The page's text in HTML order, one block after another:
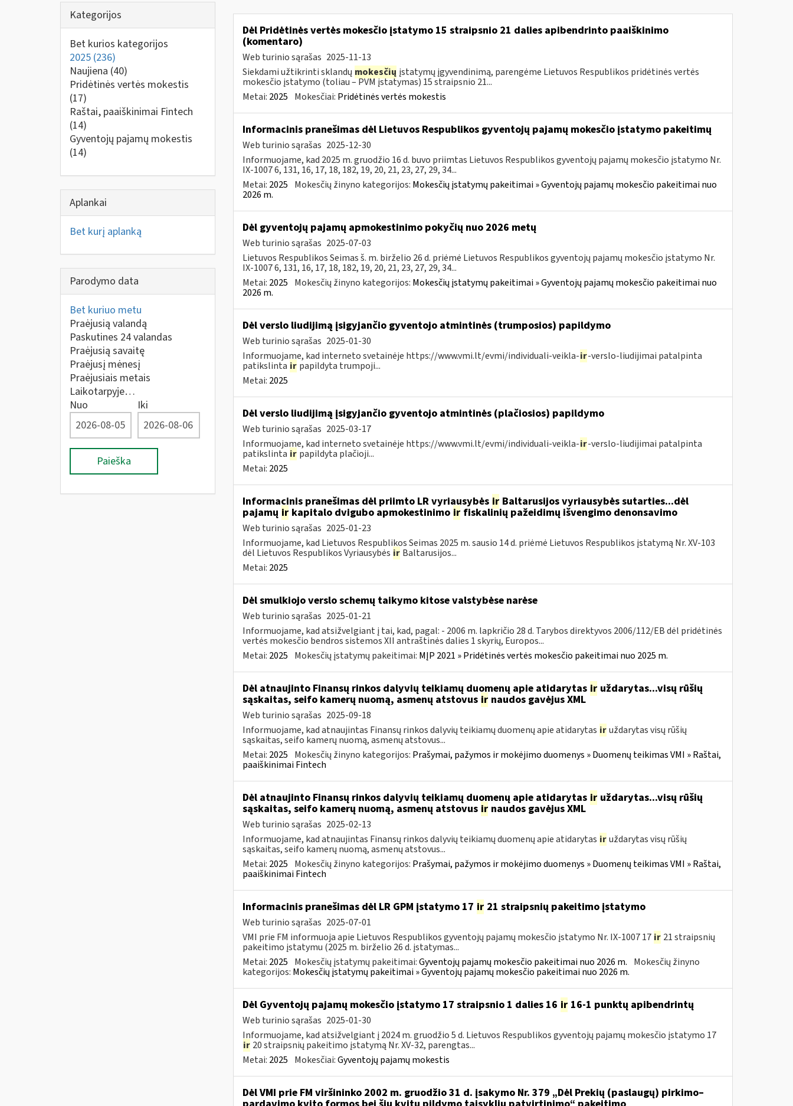
Kategorijos
Bet kurios kategorijos
2025 (236)
Naujiena (40)
Pridėtinės vertės mokestis
(17)
Raštai, paaiškinimai Fintech
(14)
Gyventojų pajamų mokestis
(14)
Aplankai
Bet kurį aplanką
Parodymo data
Bet kuriuo metu
Praėjusią valandą
Paskutines 24 valandas
Praėjusią savaitę
Praėjusį mėnesį
Praėjusiais metais
Laikotarpyje…
Nuo
Iki
Paieška
Dėl Pridėtinės vertės mokesčio įstatymo 15 straipsnio 21 dalies apibendrinto paaiškinimo
(komentaro)
Web turinio sąrašas 2025-11-13
Siekdami užtikrinti sklandų mokesčių įstatymų įgyvendinimą, parengėme Lietuvos Respublikos pridėtinės vertės
mokesčio įstatymo (toliau – PVM įstatymas) 15 straipsnio 21...
Metai: 2025 Mokesčiai: Pridėtinės vertės mokestis
Informacinis pranešimas dėl Lietuvos Respublikos gyventojų pajamų mokesčio įstatymo pakeitimų
Web turinio sąrašas 2025-12-30
Informuojame, kad 2025 m. gruodžio 16 d. buvo priimtas Lietuvos Respublikos gyventojų pajamų mokesčio įstatymo Nr.
IX-1007 6, 131, 16, 17, 18, 182, 19, 20, 21, 23, 27, 29, 34...
Metai: 2025 Mokesčių žinyno kategorijos: Mokesčių įstatymų pakeitimai » Gyventojų pajamų mokesčio pakeitimai nuo
2026 m.
Dėl gyventojų pajamų apmokestinimo pokyčių nuo 2026 metų
Web turinio sąrašas 2025-07-03
Lietuvos Respublikos Seimas š. m. birželio 26 d. priėmė Lietuvos Respublikos gyventojų pajamų mokesčio įstatymo Nr.
IX-1007 6, 131, 16, 17, 18, 182, 19, 20, 21, 23, 27, 29, 34...
Metai: 2025 Mokesčių žinyno kategorijos: Mokesčių įstatymų pakeitimai » Gyventojų pajamų mokesčio pakeitimai nuo
2026 m.
Dėl verslo liudijimą įsigyjančio gyventojo atmintinės (trumposios) papildymo
Web turinio sąrašas 2025-01-30
Informuojame, kad interneto svetainėje https://www.vmi.lt/evmi/individuali-veikla-ir-verslo-liudijimai patalpinta
patikslinta ir papildyta trumpoji...
Metai: 2025
Dėl verslo liudijimą įsigyjančio gyventojo atmintinės (plačiosios) papildymo
Web turinio sąrašas 2025-03-17
Informuojame, kad interneto svetainėje https://www.vmi.lt/evmi/individuali-veikla-ir-verslo-liudijimai patalpinta
patikslinta ir papildyta plačioji...
Metai: 2025
Informacinis pranešimas dėl priimto LR vyriausybės irBaltarusijos vyriausybės sutarties...dėl
pajamų irkapitalo dvigubo apmokestinimo irfiskalinių pažeidimų išvengimo denonsavimo
Web turinio sąrašas 2025-01-23
Informuojame, kad Lietuvos Respublikos Seimas 2025 m. sausio 14 d. priėmė Lietuvos Respublikos įstatymą Nr. XV-103
dėl Lietuvos Respublikos Vyriausybės ir Baltarusijos...
Metai: 2025
Dėl smulkiojo verslo schemų taikymo kitose valstybėse narėse
Web turinio sąrašas 2025-01-21
Informuojame, kad atsižvelgiant į tai, kad, pagal: - 2006 m. lapkričio 28 d. Tarybos direktyvos 2006/112/EB dėl pridėtinės
vertės mokesčio bendros sistemos XII antraštinės dalies 1 skyrių, Europos...
Metai: 2025 Mokesčių įstatymų pakeitimai: MĮP 2021 » Pridėtinės vertės mokesčio pakeitimai nuo 2025 m.
Dėl atnaujinto Finansų rinkos dalyvių teikiamų duomenų apie atidarytas iruždarytas...visų rūšių
sąskaitas, seifo kamerų nuomą, asmenų atstovus irnaudos gavėjus XML
Web turinio sąrašas 2025-09-18
Informuojame, kad atnaujintas Finansų rinkos dalyvių teikiamų duomenų apie atidarytas ir uždarytas visų rūšių
sąskaitas, seifo kamerų nuomą, asmenų atstovus...
Metai: 2025 Mokesčių žinyno kategorijos: Prašymai, pažymos ir mokėjimo duomenys » Duomenų teikimas VMI » Raštai,
paaiškinimai Fintech
Dėl atnaujinto Finansų rinkos dalyvių teikiamų duomenų apie atidarytas iruždarytas...visų rūšių
sąskaitas, seifo kamerų nuomą, asmenų atstovus irnaudos gavėjus XML
Web turinio sąrašas 2025-02-13
Informuojame, kad atnaujintas Finansų rinkos dalyvių teikiamų duomenų apie atidarytas ir uždarytas visų rūšių
sąskaitas, seifo kamerų nuomą, asmenų atstovus...
Metai: 2025 Mokesčių žinyno kategorijos: Prašymai, pažymos ir mokėjimo duomenys » Duomenų teikimas VMI » Raštai,
paaiškinimai Fintech
Informacinis pranešimas dėl LR GPM įstatymo 17 ir21 straipsnių pakeitimo įstatymo
Web turinio sąrašas 2025-07-01
VMI prie FM informuoja apie Lietuvos Respublikos gyventojų pajamų mokesčio įstatymo Nr. IX-1007 17 ir 21 straipsnių
pakeitimo įstatymu (2025 m. birželio 26 d. įstatymas...
Metai: 2025 Mokesčių įstatymų pakeitimai:Gyventojų pajamų mokesčio pakeitimai nuo 2026 m. Mokesčių žinyno
kategorijos: Mokesčių įstatymų pakeitimai » Gyventojų pajamų mokesčio pakeitimai nuo 2026 m.
Dėl Gyventojų pajamų mokesčio įstatymo 17 straipsnio 1 dalies 16 ir16-1 punktų apibendrintų
Web turinio sąrašas 2025-01-30
Informuojame, kad atsižvelgiant į 2024 m. gruodžio 5 d. Lietuvos Respublikos gyventojų pajamų mokesčio įstatymo 17
ir 20 straipsnių pakeitimo įstatymą Nr. XV-32, parengtas...
Metai: 2025 Mokesčiai:Gyventojų pajamų mokestis
Dėl VMI prie FM viršininko 2002 m. gruodžio 31 d. įsakymo Nr. 379 „Dėl Prekių (paslaugų) pirkimo–